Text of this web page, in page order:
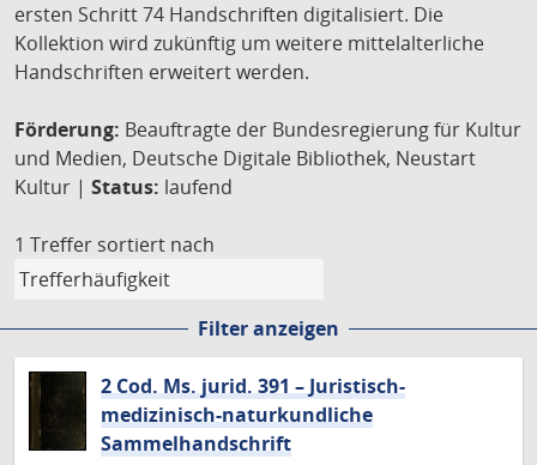
ersten Schritt 74 Handschriften digitalisiert. Die
Kollektion wird zukünftig um weitere mittelalterliche
Handschriften erweitert werden.
Förderung: Beauftragte der Bundesregierung für Kultur
und Medien, Deutsche Digitale Bibliothek, Neustart
Kultur | Status: laufend
1 Treffer sortiert nach
Filter anzeigen
2 Cod. Ms. jurid. 391 – Juristisch-
medizinisch-naturkundliche
Sammelhandschrift